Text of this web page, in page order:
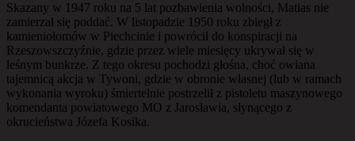
Skazany w 1947 roku na 5 lat pozbawienia wolności, Matias nie
zamierzał się poddać. W listopadzie 1950 roku zbiegł z
kamieniołomów w Piechcinie i powrócił do konspiracji na
Rzeszowszczyźnie, gdzie przez wiele miesięcy ukrywał się w
leśnym bunkrze. Z tego okresu pochodzi głośna, choć owiana
tajemnicą akcja w Tywoni, gdzie w obronie własnej (lub w ramach
wykonania wyroku) śmiertelnie postrzelił z pistoletu maszynowego
komendanta powiatowego MO z Jarosławia, słynącego z
okrucieństwa Józefa Kosika.